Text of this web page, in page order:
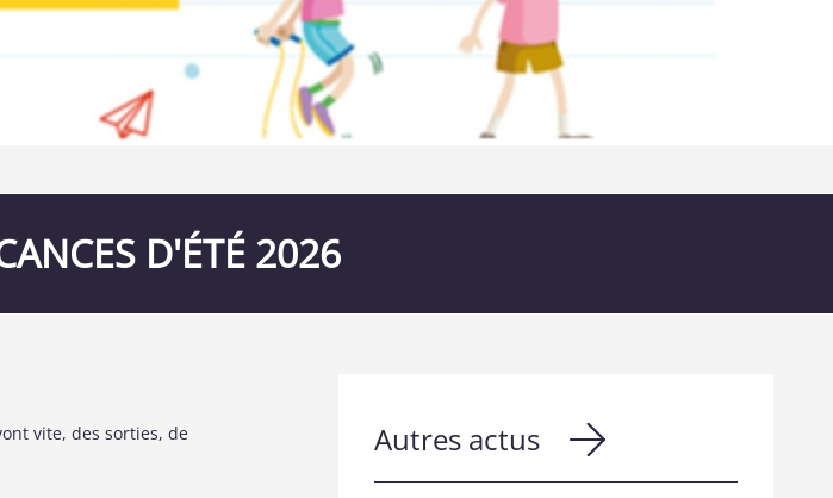
D'ÉTÉ 2026
vite, des sorties, de
Autres actus